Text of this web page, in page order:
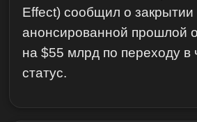
Effect) сообщил о закрытии
анонсированной прошлой
на $55 млрд по переходу в
статус.